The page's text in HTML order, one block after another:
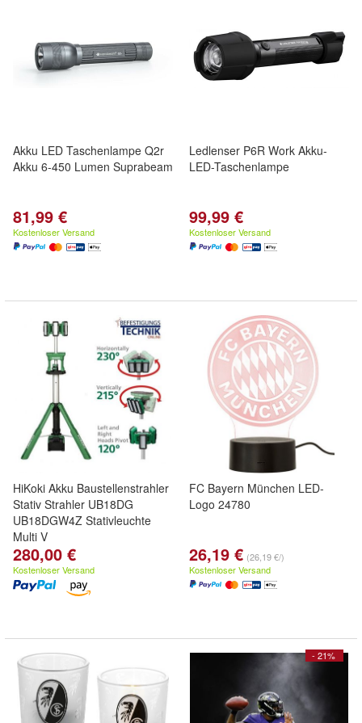
Akku LED Taschenlampe Q2r
Akku 6-450 Lumen Suprabeam
81,99 €
Kostenloser Versand
Ledlenser P6R Work Akku-
LED-Taschenlampe
99,99 €
Kostenloser Versand
HiKoki Akku Baustellenstrahler
Stativ Strahler UB18DG
UB18DGW4Z Stativleuchte
Multi V
280,00 €
Kostenloser Versand
FC Bayern München LED-
Logo 24780
26,19 € (26,19 €/)
Kostenloser Versand
- 21%